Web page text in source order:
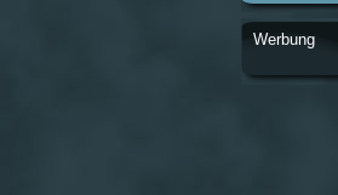
Werbung